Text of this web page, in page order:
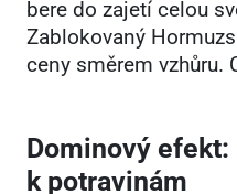
bere do zajetí celou
Zablokovaný
ceny směrem vzhůru.
Dominový efekt:
k potravinám